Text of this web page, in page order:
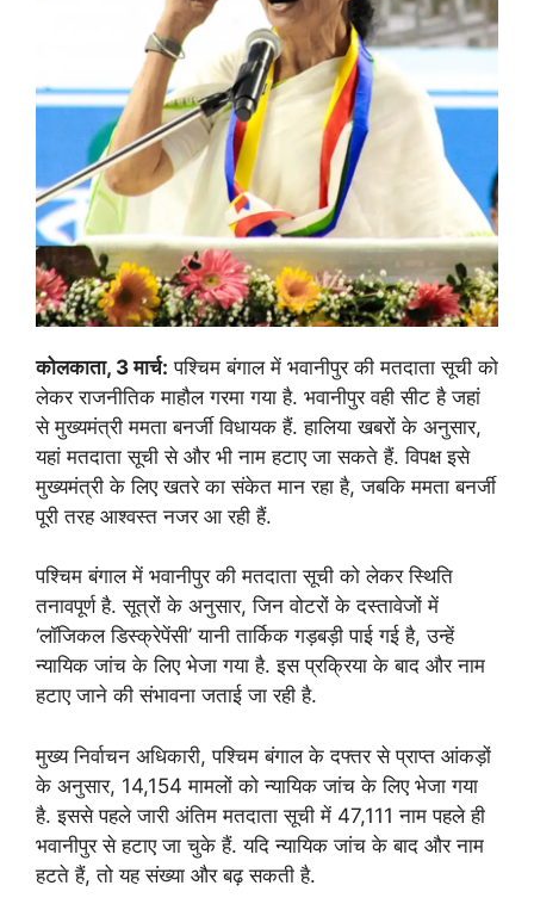
कोलकाता, 3 मार्च: पश्चिम बंगाल में भवानीपुर की मतदाता सूची को
लेकर राजनीतिक माहौल गरमा गया है. भवानीपुर वही सीट है जहां
से मुख्यमंत्री ममता बनर्जी विधायक हैं. हालिया खबरों के अनुसार,
यहां मतदाता सूची से और भी नाम हटाए जा सकते हैं. विपक्ष इसे
मुख्यमंत्री के लिए खतरे का संकेत मान रहा है, जबकि ममता बनर्जी
पूरी तरह आश्वस्त नजर आ रही हैं.
पश्चिम बंगाल में भवानीपुर की मतदाता सूची को लेकर स्थिति
तनावपूर्ण है. सूत्रों के अनुसार, जिन वोटरों के दस्तावेजों में
‘लॉजिकल डिस्क्रेपेंसी’ यानी तार्किक गड़बड़ी पाई गई है, उन्हें
न्यायिक जांच के लिए भेजा गया है. इस प्रक्रिया के बाद और नाम
हटाए जाने की संभावना जताई जा रही है.
मुख्य निर्वाचन अधिकारी, पश्चिम बंगाल के दफ्तर से प्राप्त आंकड़ों
के अनुसार, 14,154 मामलों को न्यायिक जांच के लिए भेजा गया
है. इससे पहले जारी अंतिम मतदाता सूची में 47,111 नाम पहले ही
भवानीपुर से हटाए जा चुके हैं. यदि न्यायिक जांच के बाद और नाम
हटते हैं, तो यह संख्या और बढ़ सकती है.